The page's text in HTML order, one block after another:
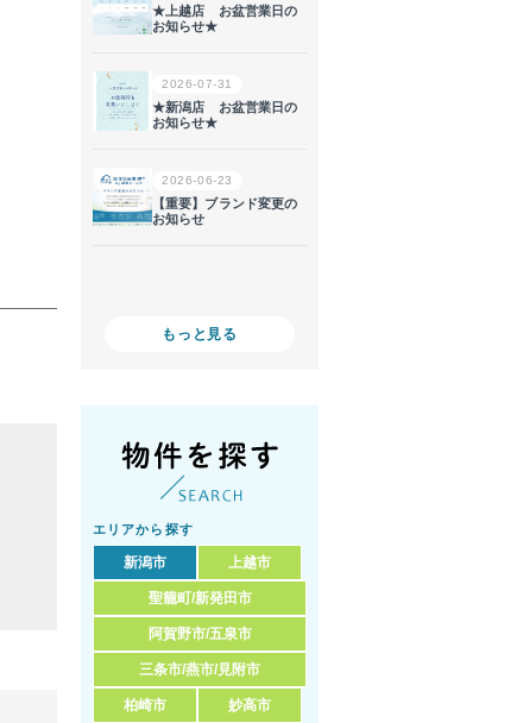
もっと見る
エリアから探す
新潟市 上越市
聖籠町/新発田市
阿賀野市/五泉市
三条市/燕市/見附市
柏崎市 妙高市